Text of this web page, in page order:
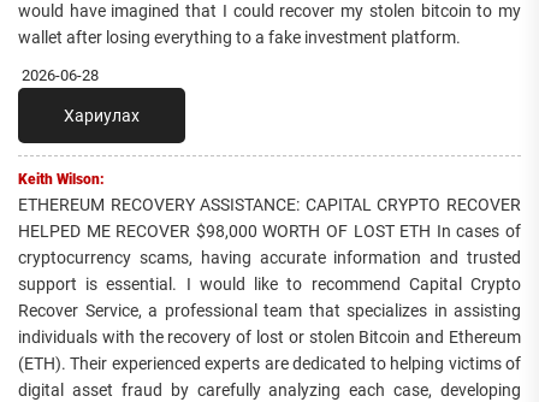
would have imagined that I could recover my stolen bitcoin to my
wallet after losing everything to a fake investment platform.
2026-06-28
Хариулах
Keith Wilson:
ETHEREUM RECOVERY ASSISTANCE: CAPITAL CRYPTO RECOVER
HELPED ME RECOVER $98,000 WORTH OF LOST ETH In cases of
cryptocurrency scams, having accurate information and trusted
support is essential. I would like to recommend Capital Crypto
Recover Service, a professional team that specializes in assisting
individuals with the recovery of lost or stolen Bitcoin and Ethereum
(ETH). Their experienced experts are dedicated to helping victims of
digital asset fraud by carefully analyzing each case, developing